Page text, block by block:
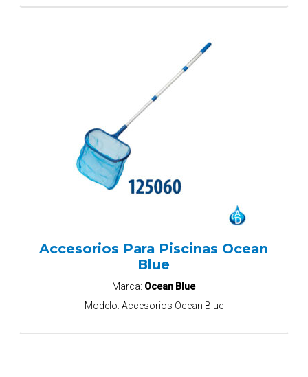
Accesorios Para Piscinas Ocean
Blue
Marca: Ocean Blue
Modelo: Accesorios Ocean Blue